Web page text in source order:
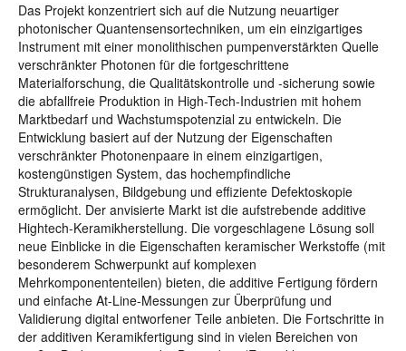
Das Projekt konzentriert sich auf die Nutzung neuartiger
photonischer Quantensensortechniken, um ein einzigartiges
Instrument mit einer monolithischen pumpenverstärkten Quelle
verschränkter Photonen für die fortgeschrittene
Materialforschung, die Qualitätskontrolle und -sicherung sowie
die abfallfreie Produktion in High-Tech-Industrien mit hohem
Marktbedarf und Wachstumspotenzial zu entwickeln. Die
Entwicklung basiert auf der Nutzung der Eigenschaften
verschränkter Photonenpaare in einem einzigartigen,
kostengünstigen System, das hochempfindliche
Strukturanalysen, Bildgebung und effiziente Defektoskopie
ermöglicht. Der anvisierte Markt ist die aufstrebende additive
Hightech-Keramikherstellung. Die vorgeschlagene Lösung soll
neue Einblicke in die Eigenschaften keramischer Werkstoffe (mit
besonderem Schwerpunkt auf komplexen
Mehrkomponententeilen) bieten, die additive Fertigung fördern
und einfache At-Line-Messungen zur Überprüfung und
Validierung digital entworfener Teile anbieten. Die Fortschritte in
der additiven Keramikfertigung sind in vielen Bereichen von